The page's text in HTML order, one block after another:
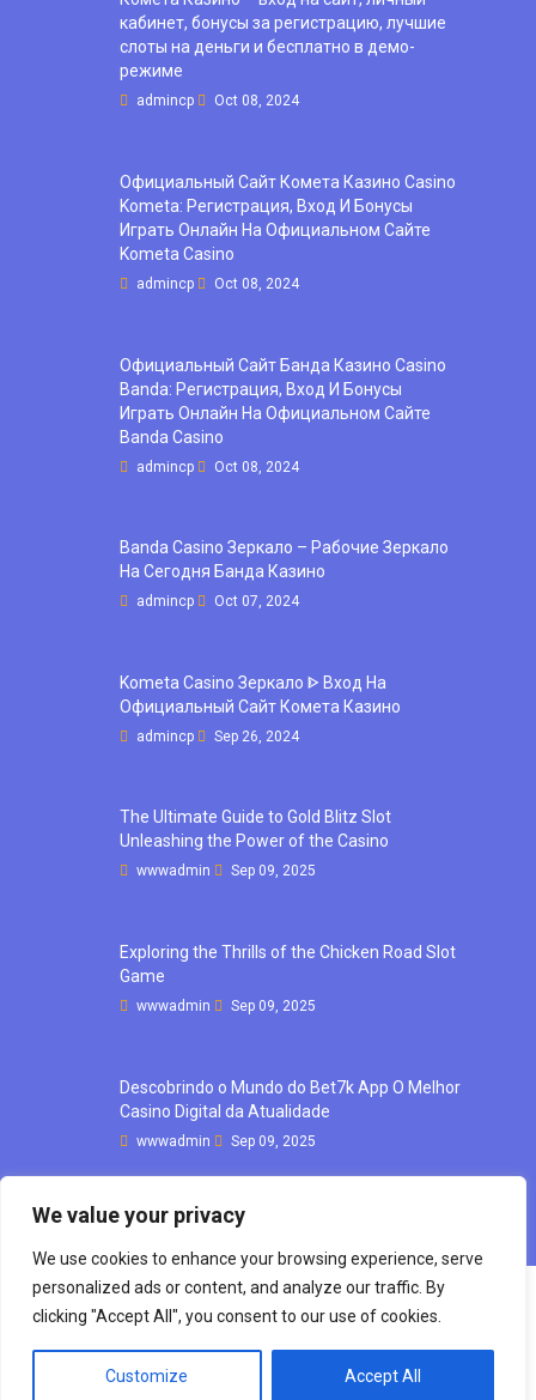
We value your privacy
We use cookies to enhance your browsing experience, serve
personalized ads or content, and analyze our traffic. By
clicking "Accept All", you consent to our use of cookies.
Customize Accept All
кабинет, бонусы за регистрацию, лучшие
слоты на деньги и бесплатно в демо-
режиме
admincp Oct 08, 2024
Официальный Сайт Комета Казино Casino
Kometa: Регистрация, Вход И Бонусы ️
Играть Онлайн На Официальном Сайте
Kometa Casino
admincp Oct 08, 2024
Официальный Сайт Банда Казино Casino
Banda: Регистрация, Вход И Бонусы ️
Играть Онлайн На Официальном Сайте
Banda Casino
admincp Oct 08, 2024
Banda Casino Зеркало – Рабочие Зеркало
На Сегодня Банда Казино
admincp Oct 07, 2024
Kometa Casino Зеркало ᐈ Вход На
Официальный Сайт Комета Казино
admincp Sep 26, 2024
The Ultimate Guide to Gold Blitz Slot
Unleashing the Power of the Casino
wwwadmin Sep 09, 2025
Exploring the Thrills of the Chicken Road Slot
Game
wwwadmin Sep 09, 2025
Descobrindo o Mundo do Bet7k App O Melhor
Casino Digital da Atualidade
wwwadmin Sep 09, 2025
Copyright © mourong, 2021 All rights reserve d